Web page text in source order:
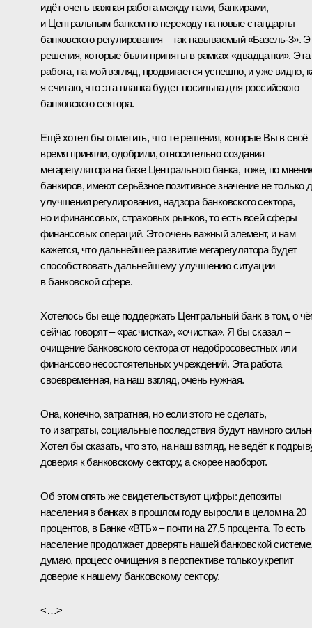
идёт очень важная работа между нами, банкирами,
и Центральным банком по переходу на новые стандарты
банковского регулирования – так называемый «Базель-3».
решения, которые были приняты в рамках «двадцатки». Эта
работа, на мой взгляд, продвигается успешно, и уже видно,
я считаю, что эта планка будет посильна для российского
банковского сектора.
Ещё хотел бы отметить, что те решения, которые Вы в своё
время приняли, одобрили, относительно создания
мегарегулятора на базе Центрального банка, тоже, по
банкиров, имеют серьёзное позитивное значение не только
улучшения регулирования, надзора банковского сектора,
но и финансовых, страховых рынков, то есть всей сферы
финансовых операций. Это очень важный элемент, и нам
кажется, что дальнейшее развитие мегарегулятора будет
способствовать дальнейшему улучшению ситуации
в банковской сфере.
Хотелось бы ещё поддержать Центральный банк в том, о
сейчас говорят – «расчистка», «очистка». Я бы сказал –
очищение банковского сектора от недобросовестных или
финансово несостоятельных учреждений. Эта работа
своевременная, на наш взгляд, очень нужная.
Она, конечно, затратная, но если этого не сделать,
то и затраты, социальные последствия будут намного
Хотел бы сказать, что это, на наш взгляд, не ведёт к
доверия к банковскому сектору, а скорее наоборот.
Об этом опять же свидетельствуют цифры: депозиты
населения в банках в прошлом году выросли в целом на 20
процентов, в Банке «ВТБ» – почти на 27,5 процента. То есть
население продолжает доверять нашей банковской
думаю, процесс очищения в перспективе только укрепит
доверие к нашему банковскому сектору.
<…>